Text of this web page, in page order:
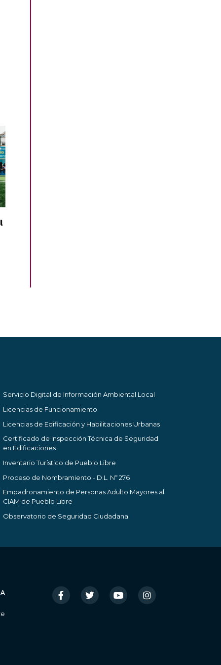
Servicio Digital de Información Ambiental Local
Licencias de Funcionamiento
Licencias de Edificación y Habilitaciones Urbanas
Certificado de Inspección Técnica de Seguridad
en Edificaciones
Inventario Turístico de Pueblo Libre
Proceso de Nombramiento - D.L. Nº 276
Empadronamiento de Personas Adulto Mayores al
CIAM de Pueblo Libre
Observatorio de Seguridad Ciudadana